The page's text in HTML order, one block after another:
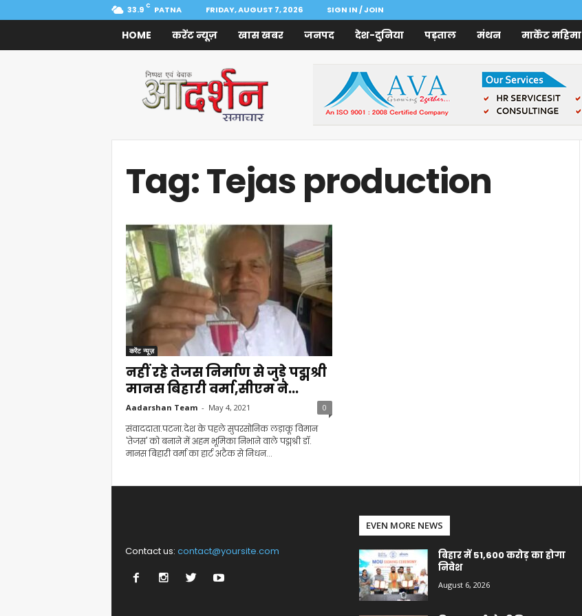
33.9 C PATNA FRIDAY, AUGUST 7, 2026 SIGN IN / JOIN
HOME करेंट न्यूज़ खास खबर जनपद देश-दुनिया पड़ताल मंथन मार्केट महिमा
Samachar
Tag: Tejas production
करेंट न्यूज़
नहीं रहे तेजस निर्माण से जुड़े पद्मश्री
मानस बिहारी वर्मा,सीएम ने...
Aadarshan Team - May 4, 2021 0
संवाददाता.पटना.देश के पहले सुपरसोनिक लड़ाकू विमान
'तेजस' को बनाने में अहम भूमिका निभाने वाले पद्मश्री डॉ.
मानस बिहारी वर्मा का हार्ट अटैक से निधन...
Contact us: contact@yoursite.com
EVEN MORE NEWS
बिहार में 51,600 करोड़ का होगा
निवेश
August 6, 2026